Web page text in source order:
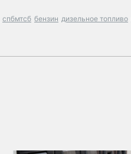
спбмтсб бензин дизельное топливо